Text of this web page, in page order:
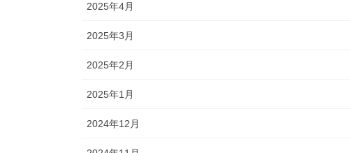
2025年4月
2025年3月
2025年2月
2025年1月
2024年12月